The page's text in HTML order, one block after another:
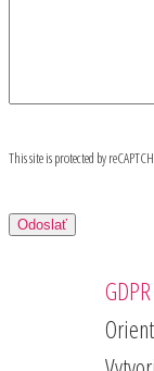
This site is protected by